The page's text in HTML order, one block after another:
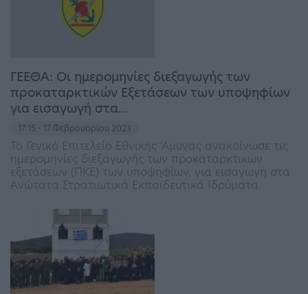
ΓΕΕΘΑ: Οι ημερομηνίες διεξαγωγής των
προκαταρκτικών Εξετάσεων των υποψηφίων
για εισαγωγή στα…
17:15 - 17 Φεβρουαρίου 2023
Το Γενικό Επιτελείο Εθνικής 'Αμυνας ανακοίνωσε τις
ημερομηνίες διεξαγωγής των προκαταρκτικών
εξετάσεων (ΠΚΕ) των υποψηφίων, για εισαγωγή στα
Ανώτατα Στρατιωτικά Εκπαιδευτικά Ιδρύματα